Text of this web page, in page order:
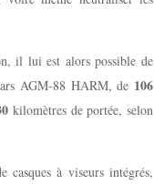
il lui est alors possible de
AGM-88 HARM, de 106
kilomètres de portée, selon
casques à viseurs intégrés,